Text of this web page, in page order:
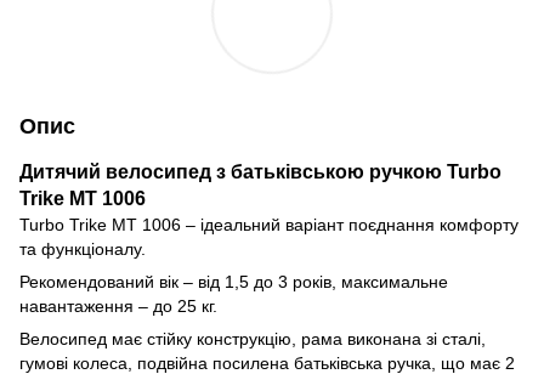
Опис
Дитячий велосипед з батьківською ручкою Turbo
Trike MT 1006
Turbo Trike MT 1006 – ідеальний варіант поєднання комфорту
та функціоналу.
Рекомендований вік – від 1,5 до 3 років, максимальне
навантаження – до 25 кг.
Велосипед має стійку конструкцію, рама виконана зі сталі,
гумові колеса, подвійна посилена батьківська ручка, що має 2